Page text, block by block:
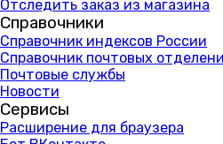
Отследить заказ из магазина
Справочники
Справочник индексов России
Справочник почтовых
Почтовые службы
Новости
Сервисы
Расширение для браузера